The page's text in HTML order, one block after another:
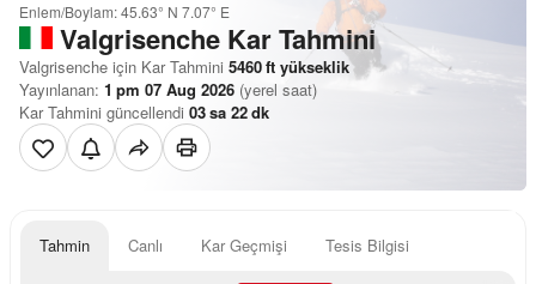
Enlem/Boylam:45.63° N 7.07° E
Valgrisenche Kar Tahmini
Valgrisenche için Kar Tahmini 5460ft yükseklik
Yayınlanan: 1 pm 07 Aug 2026 (yerel saat)
Kar Tahmini güncellendi 03sa 22dk
Tahmin Canlı Kar Geçmişi Tesis Bilgisi